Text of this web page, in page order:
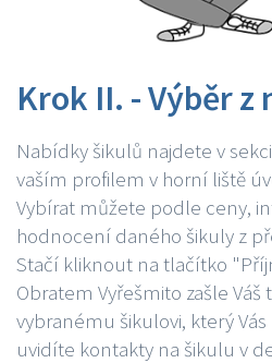
Krok II. - Výběr z
Nabídky šikulů najdete v
vaším profilem v horní liště
Vybírat můžete podle ceny,
hodnocení daného šikuly z
Stačí kliknout na tlačítko
Obratem Vyřešmito zašle
vybranému šikulovi, který
uvidíte kontakty na šikulu v